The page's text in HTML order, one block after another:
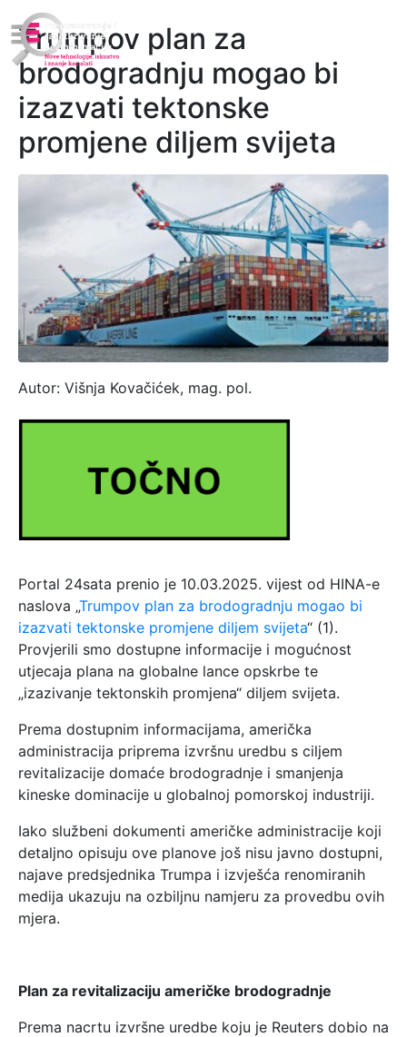
Trumpov plan za
brodogradnju mogao bi
izazvati tektonske
promjene diljem svijeta
Autor: Višnja Kovačićek, mag. pol.
Portal 24sata prenio je 10.03.2025. vijest od HINA-e
naslova „Trumpov plan za brodogradnju mogao bi
izazvati tektonske promjene diljem svijeta“ (1).
Provjerili smo dostupne informacije i mogućnost
utjecaja plana na globalne lance opskrbe te
„izazivanje tektonskih promjena“ diljem svijeta.
Prema dostupnim informacijama, američka
administracija priprema izvršnu uredbu s ciljem
revitalizacije domaće brodogradnje i smanjenja
kineske dominacije u globalnoj pomorskoj industriji.
Iako službeni dokumenti američke administracije koji
detaljno opisuju ove planove još nisu javno dostupni,
najave predsjednika Trumpa i izvješća renomiranih
medija ukazuju na ozbiljnu namjeru za provedbu ovih
mjera.
Plan za revitalizaciju američke brodogradnje
Prema nacrtu izvršne uredbe koju je Reuters dobio na